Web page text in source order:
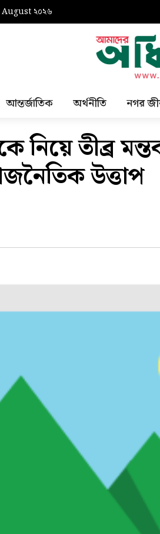
২০২৬
আন্তর্জাতিক অর্থনীতি নগর
তীব্র
উত্তাপ